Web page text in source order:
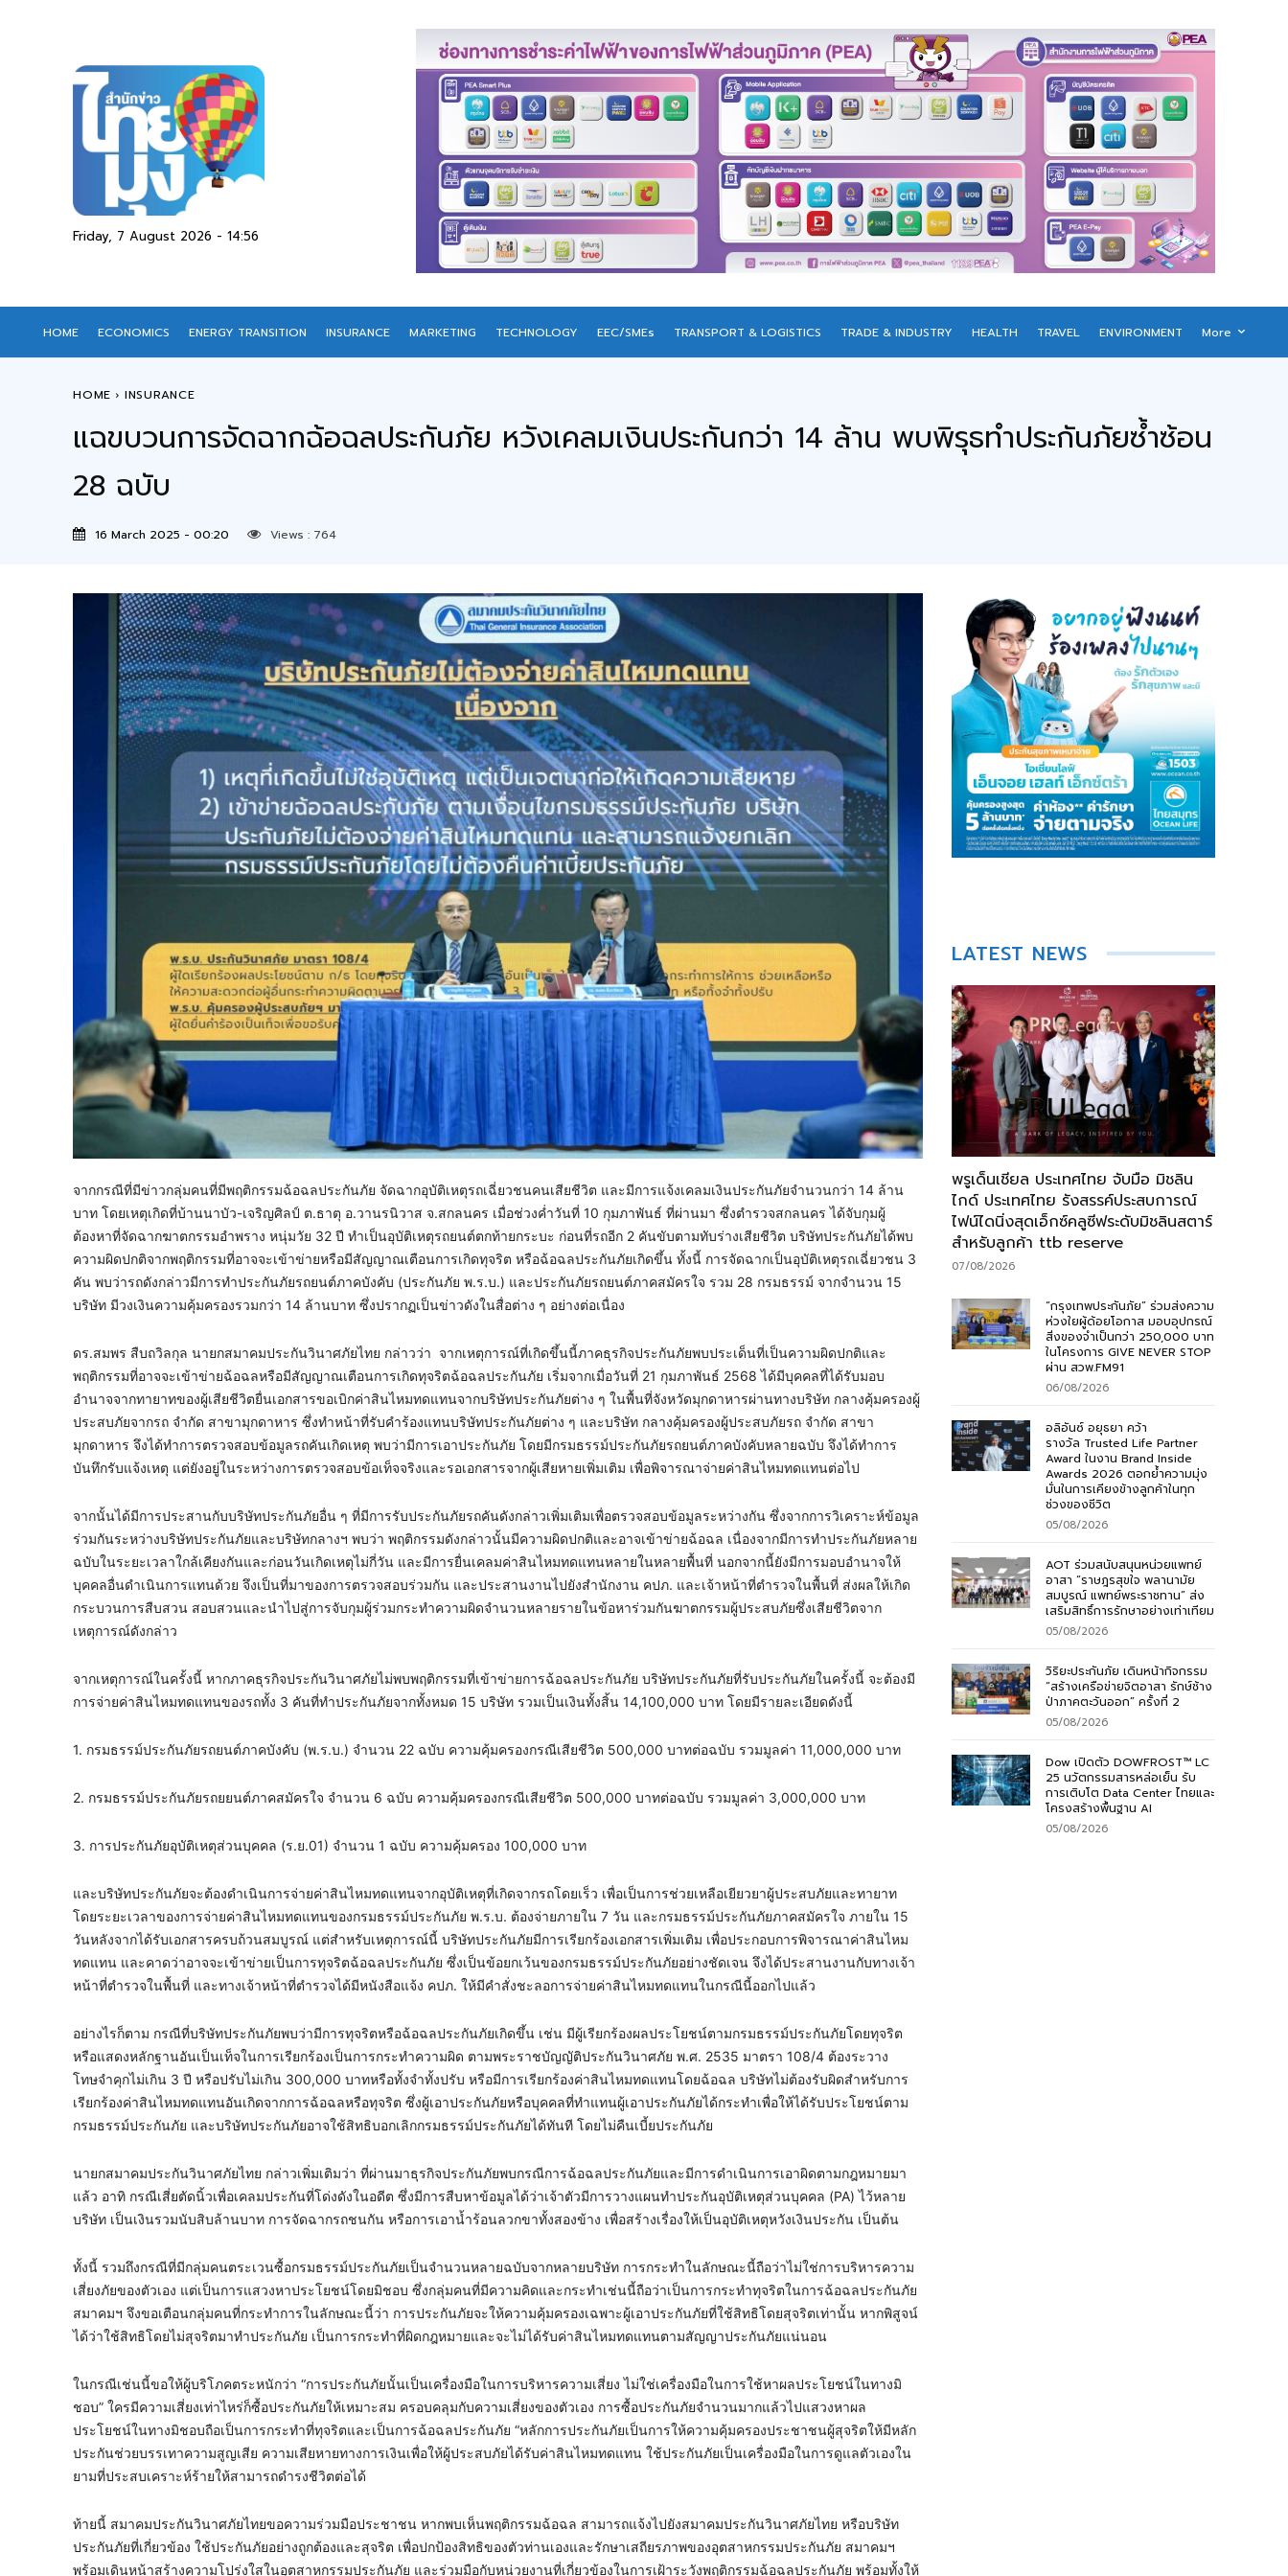
Friday, 7 August 2026 - 14:56
HOME ECONOMICS ENERGY TRANSITION INSURANCE MARKETING TECHNOLOGY EEC/SMEs TRANSPORT & LOGISTICS TRADE & INDUSTRY HEALTH TRAVEL ENVIRONMENT More
HOME INSURANCE
แฉขบวนการจัดฉากฉ้อฉลประกันภัย หวังเคลมเงินประกันกว่า 14 ล้าน พบพิรุธทำประกันภัยซ้ำซ้อน
28 ฉบับ
16 March 2025 - 00:20 Views : 764
จากกรณีที่มีข่าวกลุ่มคนที่มีพฤติกรรมฉ้อฉลประกันภัย จัดฉากอุบัติเหตุรถเฉี่ยวชนคนเสียชีวิต และมีการแจ้งเคลมเงินประกันภัยจำนวนกว่า 14 ล้าน
บาท โดยเหตุเกิดที่บ้านนาบัว-เจริญศิลป์ ต.ธาตุ อ.วานรนิวาส จ.สกลนคร เมื่อช่วงค่ำวันที่ 10 กุมภาพันธ์ ที่ผ่านมา ซึ่งตำรวจสกลนคร ได้จับกุมผู้
ต้องหาที่จัดฉากฆาตกรรมอำพราง หนุ่มวัย 32 ปี ทำเป็นอุบัติเหตุรถยนต์ตกท้ายกระบะ ก่อนที่รถอีก 2 คันขับตามทับร่างเสียชีวิต บริษัทประกันภัยได้พบ
ความผิดปกติจากพฤติกรรมที่อาจจะเข้าข่ายหรือมีสัญญาณเตือนการเกิดทุจริต หรือฉ้อฉลประกันภัยเกิดขึ้น ทั้งนี้ การจัดฉากเป็นอุบัติเหตุรถเฉี่ยวชน 3
คัน พบว่ารถดังกล่าวมีการทำประกันภัยรถยนต์ภาคบังคับ (ประกันภัย พ.ร.บ.) และประกันภัยรถยนต์ภาคสมัครใจ รวม 28 กรมธรรม์ จากจำนวน 15
บริษัท มีวงเงินความคุ้มครองรวมกว่า 14 ล้านบาท ซึ่งปรากฏเป็นข่าวดังในสื่อต่าง ๆ อย่างต่อเนื่อง
ดร.สมพร สืบถวิลกุล นายกสมาคมประกันวินาศภัยไทย กล่าวว่า จากเหตุการณ์ที่เกิดขึ้นนี้ภาคธุรกิจประกันภัยพบประเด็นที่เป็นความผิดปกติและ
พฤติกรรมที่อาจจะเข้าข่ายฉ้อฉลหรือมีสัญญาณเตือนการเกิดทุจริตฉ้อฉลประกันภัย เริ่มจากเมื่อวันที่ 21 กุมภาพันธ์ 2568 ได้มีบุคคลที่ได้รับมอบ
อำนาจจากทายาทของผู้เสียชีวิตยื่นเอกสารขอเบิกค่าสินไหมทดแทนจากบริษัทประกันภัยต่าง ๆ ในพื้นที่จังหวัดมุกดาหารผ่านทางบริษัท กลางคุ้มครองผู้
ประสบภัยจากรถ จำกัด สาขามุกดาหาร ซึ่งทำหน้าที่รับคำร้องแทนบริษัทประกันภัยต่าง ๆ และบริษัท กลางคุ้มครองผู้ประสบภัยรถ จำกัด สาขา
มุกดาหาร จึงได้ทำการตรวจสอบข้อมูลรถคันเกิดเหตุ พบว่ามีการเอาประกันภัย โดยมีกรมธรรม์ประกันภัยรถยนต์ภาคบังคับหลายฉบับ จึงได้ทำการ
บันทึกรับแจ้งเหตุ แต่ยังอยู่ในระหว่างการตรวจสอบข้อเท็จจริงและรอเอกสารจากผู้เสียหายเพิ่มเติม เพื่อพิจารณาจ่ายค่าสินไหมทดแทนต่อไป
จากนั้นได้มีการประสานกับบริษัทประกันภัยอื่น ๆ ที่มีการรับประกันภัยรถคันดังกล่าวเพิ่มเติมเพื่อตรวจสอบข้อมูลระหว่างกัน ซึ่งจากการวิเคราะห์ข้อมูล
ร่วมกันระหว่างบริษัทประกันภัยและบริษัทกลางฯ พบว่า พฤติกรรมดังกล่าวนั้นมีความผิดปกติและอาจเข้าข่ายฉ้อฉล เนื่องจากมีการทำประกันภัยหลาย
ฉบับในระยะเวลาใกล้เคียงกันและก่อนวันเกิดเหตุไม่กี่วัน และมีการยื่นเคลมค่าสินไหมทดแทนหลายในหลายพื้นที่ นอกจากนี้ยังมีการมอบอำนาจให้
บุคคลอื่นดำเนินการแทนด้วย จึงเป็นที่มาของการตรวจสอบร่วมกัน และประสานงานไปยังสำนักงาน คปภ. และเจ้าหน้าที่ตำรวจในพื้นที่ ส่งผลให้เกิด
กระบวนการสืบสวน สอบสวนและนำไปสู่การจับกุมผู้ร่วมกระทำความผิดจำนวนหลายรายในข้อหาร่วมกันฆาตกรรมผู้ประสบภัยซึ่งเสียชีวิตจาก
เหตุการณ์ดังกล่าว
จากเหตุการณ์ในครั้งนี้ หากภาคธุรกิจประกันวินาศภัยไม่พบพฤติกรรมที่เข้าข่ายการฉ้อฉลประกันภัย บริษัทประกันภัยที่รับประกันภัยในครั้งนี้ จะต้องมี
การจ่ายค่าสินไหมทดแทนของรถทั้ง 3 คันที่ทำประกันภัยจากทั้งหมด 15 บริษัท รวมเป็นเงินทั้งสิ้น 14,100,000 บาท โดยมีรายละเอียดดังนี้
1. กรมธรรม์ประกันภัยรถยนต์ภาคบังคับ (พ.ร.บ.) จำนวน 22 ฉบับ ความคุ้มครองกรณีเสียชีวิต 500,000 บาทต่อฉบับ รวมมูลค่า 11,000,000 บาท
2. กรมธรรม์ประกันภัยรถยยนต์ภาคสมัครใจ จำนวน 6 ฉบับ ความคุ้มครองกรณีเสียชีวิต 500,000 บาทต่อฉบับ รวมมูลค่า 3,000,000 บาท
3. การประกันภัยอุบัติเหตุส่วนบุคคล (ร.ย.01) จำนวน 1 ฉบับ ความคุ้มครอง 100,000 บาท
และบริษัทประกันภัยจะต้องดำเนินการจ่ายค่าสินไหมทดแทนจากอุบัติเหตุที่เกิดจากรถโดยเร็ว เพื่อเป็นการช่วยเหลือเยียวยาผู้ประสบภัยและทายาท
โดยระยะเวลาของการจ่ายค่าสินไหมทดแทนของกรมธรรม์ประกันภัย พ.ร.บ. ต้องจ่ายภายใน 7 วัน และกรมธรรม์ประกันภัยภาคสมัครใจ ภายใน 15
วันหลังจากได้รับเอกสารครบถ้วนสมบูรณ์ แต่สำหรับเหตุการณ์นี้ บริษัทประกันภัยมีการเรียกร้องเอกสารเพิ่มเติม เพื่อประกอบการพิจารณาค่าสินไหม
ทดแทน และคาดว่าอาจจะเข้าข่ายเป็นการทุจริตฉ้อฉลประกันภัย ซึ่งเป็นข้อยกเว้นของกรมธรรม์ประกันภัยอย่างชัดเจน จึงได้ประสานงานกับทางเจ้า
หน้าที่ตำรวจในพื้นที่ และทางเจ้าหน้าที่ตำรวจได้มีหนังสือแจ้ง คปภ. ให้มีคำสั่งชะลอการจ่ายค่าสินไหมทดแทนในกรณีนี้ออกไปแล้ว
อย่างไรก็ตาม กรณีที่บริษัทประกันภัยพบว่ามีการทุจริตหรือฉ้อฉลประกันภัยเกิดขึ้น เช่น มีผู้เรียกร้องผลประโยชน์ตามกรมธรรม์ประกันภัยโดยทุจริต
หรือแสดงหลักฐานอันเป็นเท็จในการเรียกร้องเป็นการกระทำความผิด ตามพระราชบัญญัติประกันวินาศภัย พ.ศ. 2535 มาตรา 108/4 ต้องระวาง
โทษจำคุกไม่เกิน 3 ปี หรือปรับไม่เกิน 300,000 บาทหรือทั้งจำทั้งปรับ หรือมีการเรียกร้องค่าสินไหมทดแทนโดยฉ้อฉล บริษัทไม่ต้องรับผิดสำหรับการ
เรียกร้องค่าสินไหมทดแทนอันเกิดจากการฉ้อฉลหรือทุจริต ซึ่งผู้เอาประกันภัยหรือบุคคลที่ทำแทนผู้เอาประกันภัยได้กระทำเพื่อให้ได้รับประโยชน์ตาม
กรมธรรม์ประกันภัย และบริษัทประกันภัยอาจใช้สิทธิบอกเลิกกรมธรรม์ประกันภัยได้ทันที โดยไม่คืนเบี้ยประกันภัย
นายกสมาคมประกันวินาศภัยไทย กล่าวเพิ่มเติมว่า ที่ผ่านมาธุรกิจประกันภัยพบกรณีการฉ้อฉลประกันภัยและมีการดำเนินการเอาผิดตามกฎหมายมา
แล้ว อาทิ กรณีเสี่ยตัดนิ้วเพื่อเคลมประกันที่โด่งดังในอดีต ซึ่งมีการสืบหาข้อมูลได้ว่าเจ้าตัวมีการวางแผนทำประกันอุบัติเหตุส่วนบุคคล (PA) ไว้หลาย
บริษัท เป็นเงินรวมนับสิบล้านบาท การจัดฉากรถชนกัน หรือการเอาน้ำร้อนลวกขาทั้งสองข้าง เพื่อสร้างเรื่องให้เป็นอุบัติเหตุหวังเงินประกัน เป็นต้น
ทั้งนี้ รวมถึงกรณีที่มีกลุ่มคนตระเวนซื้อกรมธรรม์ประกันภัยเป็นจำนวนหลายฉบับจากหลายบริษัท การกระทำในลักษณะนี้ถือว่าไม่ใช่การบริหารความ
เสี่ยงภัยของตัวเอง แต่เป็นการแสวงหาประโยชน์โดยมิชอบ ซึ่งกลุ่มคนที่มีความคิดและกระทำเช่นนี้ถือว่าเป็นการกระทำทุจริตในการฉ้อฉลประกันภัย
สมาคมฯ จึงขอเตือนกลุ่มคนที่กระทำการในลักษณะนี้ว่า การประกันภัยจะให้ความคุ้มครองเฉพาะผู้เอาประกันภัยที่ใช้สิทธิโดยสุจริตเท่านั้น หากพิสูจน์
ได้ว่าใช้สิทธิโดยไม่สุจริตมาทำประกันภัย เป็นการกระทำที่ผิดกฎหมายและจะไม่ได้รับค่าสินไหมทดแทนตามสัญญาประกันภัยแน่นอน
ในกรณีเช่นนี้ขอให้ผู้บริโภคตระหนักว่า “การประกันภัยนั้นเป็นเครื่องมือในการบริหารความเสี่ยง ไม่ใช่เครื่องมือในการใช้หาผลประโยชน์ในทางมิ
ชอบ” ใครมีความเสี่ยงเท่าไหร่ก็ซื้อประกันภัยให้เหมาะสม ครอบคลุมกับความเสี่ยงของตัวเอง การซื้อประกันภัยจำนวนมากแล้วไปแสวงหาผล
ประโยชน์ในทางมิชอบถือเป็นการกระทำที่ทุจริตและเป็นการฉ้อฉลประกันภัย “หลักการประกันภัยเป็นการให้ความคุ้มครองประชาชนผู้สุจริตให้มีหลัก
ประกันช่วยบรรเทาความสูญเสีย ความเสียหายทางการเงินเพื่อให้ผู้ประสบภัยได้รับค่าสินไหมทดแทน ใช้ประกันภัยเป็นเครื่องมือในการดูแลตัวเองใน
ยามที่ประสบเคราะห์ร้ายให้สามารถดำรงชีวิตต่อได้
ท้ายนี้ สมาคมประกันวินาศภัยไทยขอความร่วมมือประชาชน หากพบเห็นพฤติกรรมฉ้อฉล สามารถแจ้งไปยังสมาคมประกันวินาศภัยไทย หรือบริษัท
ประกันภัยที่เกี่ยวข้อง ใช้ประกันภัยอย่างถูกต้องและสุจริต เพื่อปกป้องสิทธิของตัวท่านเองและรักษาเสถียรภาพของอุตสาหกรรมประกันภัย สมาคมฯ
พร้อมเดินหน้าสร้างความโปร่งใสในอุตสาหกรรมประกันภัย และร่วมมือกับหน่วยงานที่เกี่ยวข้องในการเฝ้าระวังพฤติกรรมฉ้อฉลประกันภัย พร้อมทั้งให้
LATEST NEWS
พรูเด็นเชียล ประเทศไทย จับมือ มิชลิน
ไกด์ ประเทศไทย รังสรรค์ประสบการณ์
ไฟน์ไดนิ่งสุดเอ็กซ์คลูซีฟระดับมิชลินสตาร์
สำหรับลูกค้า ttb reserve
07/08/2026
“กรุงเทพประกันภัย” ร่วมส่งความ
ห่วงใยผู้ด้อยโอกาส มอบอุปกรณ์
สิ่งของจำเป็นกว่า 250,000 บาท
ในโครงการ GIVE NEVER STOP
ผ่าน สวพ.FM91
06/08/2026
อลิอันซ์ อยุธยา คว้า
รางวัล Trusted Life Partner
Award ในงาน Brand Inside
Awards 2026 ตอกย้ำความมุ่ง
มั่นในการเคียงข้างลูกค้าในทุก
ช่วงของชีวิต
05/08/2026
AOT ร่วมสนับสนุนหน่วยแพทย์
อาสา “ราษฎรสุขใจ พลานามัย
สมบูรณ์ แพทย์พระราชทาน” ส่ง
เสริมสิทธิ์การรักษาอย่างเท่าเทียม
05/08/2026
วิริยะประกันภัย เดินหน้ากิจกรรม
“สร้างเครือข่ายจิตอาสา รักษ์ช้าง
ป่าภาคตะวันออก” ครั้งที่ 2
05/08/2026
Dow เปิดตัว DOWFROST™ LC
25 นวัตกรรมสารหล่อเย็น รับ
การเติบโต Data Center ไทยและ
โครงสร้างพื้นฐาน AI
05/08/2026